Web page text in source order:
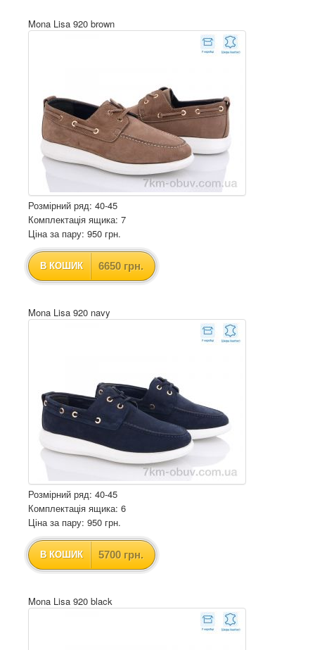
Mona Lisa 920 brown
Розмірний ряд: 40-45
Комплектація ящика: 7
Ціна за пару: 950 грн.
В КОШИК 6650 грн.
Mona Lisa 920 navy
Розмірний ряд: 40-45
Комплектація ящика: 6
Ціна за пару: 950 грн.
В КОШИК 5700 грн.
Mona Lisa 920 black